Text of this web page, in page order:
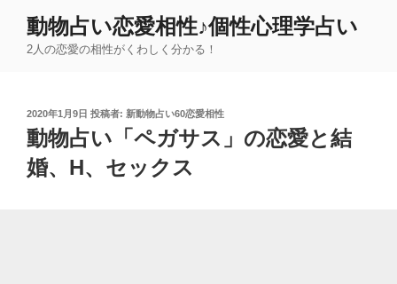
動物占い恋愛相性♪個性心理学占い
2人の恋愛の相性がくわしく分かる！
投
稿
日:
2020年1月9日 投稿者: 新動物占い60恋愛相性
動物占い「ペガサス」の恋愛と結
婚、H、セックス